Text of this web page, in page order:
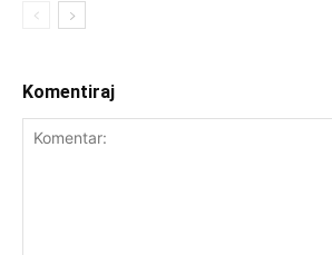
Komentiraj